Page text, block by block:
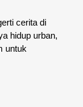
cerita di
hidup urban,
untuk